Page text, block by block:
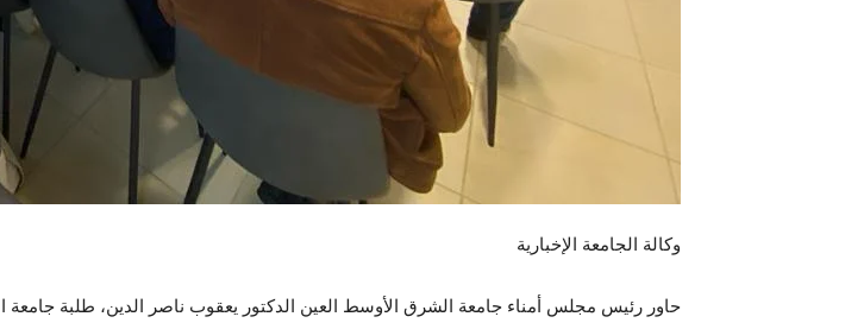
وكالة الجامعة الإخبارية
حاور رئيس مجلس أمناء جامعة الشرق الأوسط العين الدكتور يعقوب ناصر الدين، طلبة